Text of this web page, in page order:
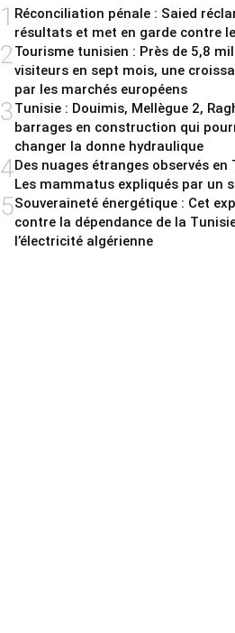
1 Réconciliation pénale : Saied
résultats et met en garde contre
2Tourisme tunisien : Près de 5,8
visiteurs en sept mois, une
par les marchés européens
3Tunisie : Douimis, Mellègue 2,
barrages en construction qui
changer la donne hydraulique
4Des nuages étranges observés en
Les mammatus expliqués par un
5Souveraineté énergétique : Cet
contre la dépendance de la
l’électricité algérienne